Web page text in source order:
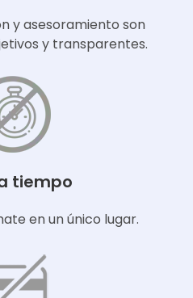
y asesoramiento son
y transparentes.
tiempo
en un único lugar.